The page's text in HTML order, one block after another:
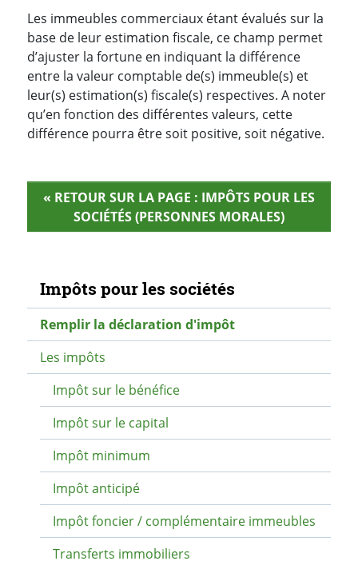
Les immeubles commerciaux étant évalués sur la
base de leur estimation fiscale, ce champ permet
d’ajuster la fortune en indiquant la différence
entre la valeur comptable de(s) immeuble(s) et
leur(s) estimation(s) fiscale(s) respectives. A noter
qu’en fonction des différentes valeurs, cette
différence pourra être soit positive, soit négative.
« RETOUR SUR LA PAGE : IMPÔTS POUR LES
SOCIÉTÉS (PERSONNES MORALES)
Navigation secondaire
Impôts pour les sociétés
Remplir la déclaration d'impôt
Les impôts
Impôt sur le bénéfice
Impôt sur le capital
Impôt minimum
Impôt anticipé
Impôt foncier / complémentaire immeubles
Transferts immobiliers